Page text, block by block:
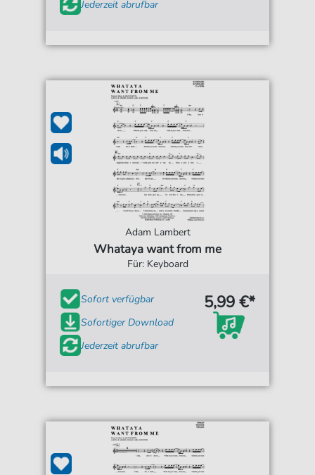
Jederzeit abrufbar
Adam Lambert
Whataya want from me
Für: Keyboard
Sofort verfügbar
Sofortiger Download
Jederzeit abrufbar
5,99 €*